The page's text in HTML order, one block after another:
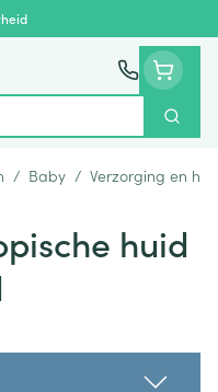
Zoek
/ Baby / Verzorging en
huid